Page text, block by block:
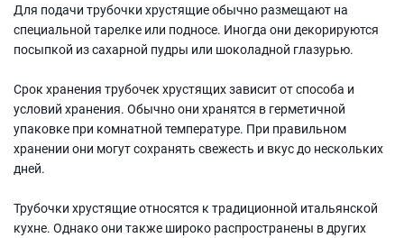
Для подачи трубочки хрустящие обычно размещают на
специальной тарелке или подносе. Иногда они декорируются
посыпкой из сахарной пудры или шоколадной глазурью.
Срок хранения трубочек хрустящих зависит от способа и
условий хранения. Обычно они хранятся в герметичной
упаковке при комнатной температуре. При правильном
хранении они могут сохранять свежесть и вкус до нескольких
дней.
Трубочки хрустящие относятся к традиционной итальянской
кухне. Однако они также широко распространены в других